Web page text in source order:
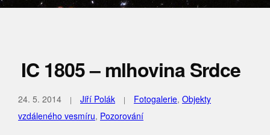
IC 1805 – mlhovina Srdce
24. 5. 2014 Jiří Polák Fotogalerie, Objekty
vzdáleného vesmíru, Pozorování